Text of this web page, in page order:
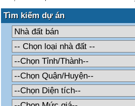
Tìm kiếm dự án